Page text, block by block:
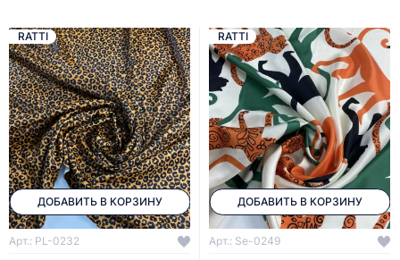
ДОБАВИТЬ В КОРЗИНУ
RATTI
Арт.: PL-0232
ДОБАВИТЬ В КОРЗИНУ
RATTI
Арт.: Se-0249